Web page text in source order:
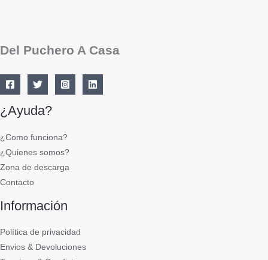
Del Puchero A Casa
¿Ayuda?
¿Como funciona?
¿Quienes somos?
Zona de descarga
Contacto
Información
Política de privacidad
Envios & Devoluciones